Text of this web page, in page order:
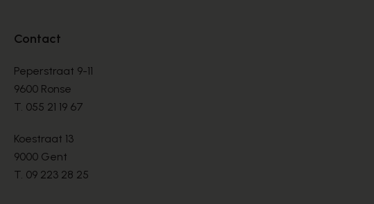
Contact
Peperstraat 9-11
9600 Ronse
T. 055 21 19 67
Koestraat 13
9000 Gent
T. 09 223 28 25